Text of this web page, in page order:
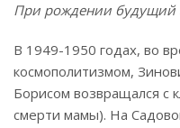
При рождении будущий
В 1949-1950 годах, во
космополитизмом,
Борисом возвращался с
смерти мамы). На